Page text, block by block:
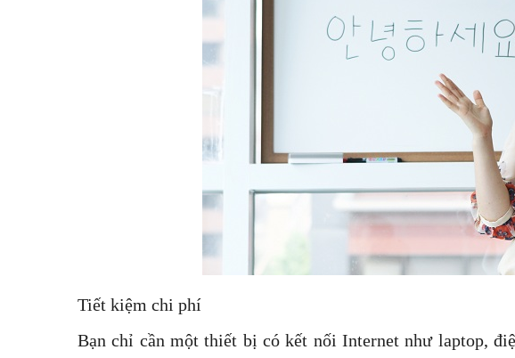
Tiết kiệm chi phí
Bạn chỉ cần một thiết bị có kết nối Internet như laptop,